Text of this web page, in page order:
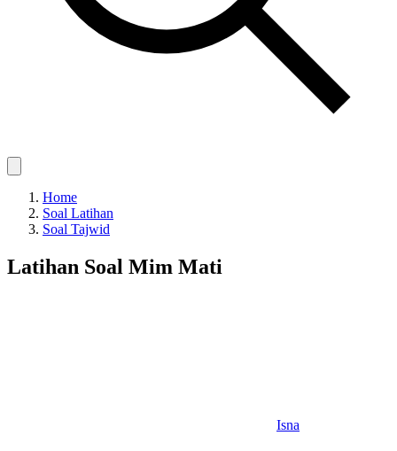
Home
Soal Latihan
Soal Tajwid
Latihan Soal Mim Mati
Isna